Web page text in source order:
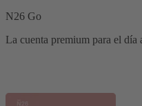
N26 Go
La cuenta premium para el